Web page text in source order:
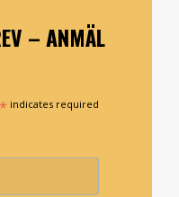
– ANMÄL
* indicates required